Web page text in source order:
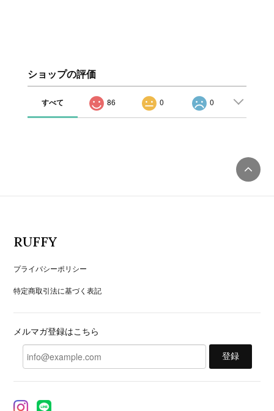
ショップの評価
すべて 86 0 0
RUFFY
プライバシーポリシー
特定商取引法に基づく表記
メルマガ登録はこちら
登録